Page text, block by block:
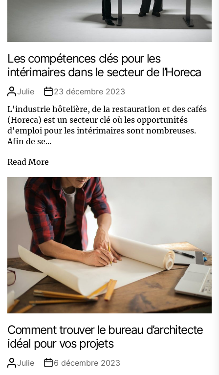
Les compétences clés pour les
intérimaires dans le secteur de l’Horeca
Julie
23 décembre 2023
L'industrie hôtelière, de la restauration et des cafés
(Horeca) est un secteur clé où les opportunités
d'emploi pour les intérimaires sont nombreuses.
Afin de se...
Read More
Comment trouver le bureau d’architecte
idéal pour vos projets
Julie
6 décembre 2023